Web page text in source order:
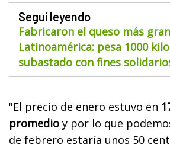
Seguí leyendo
Fabricaron el queso más
Latinoamérica: pesa 1000
subastado con fines
"El precio de enero estuvo en
promedio y por lo que
de febrero estaría unos 50